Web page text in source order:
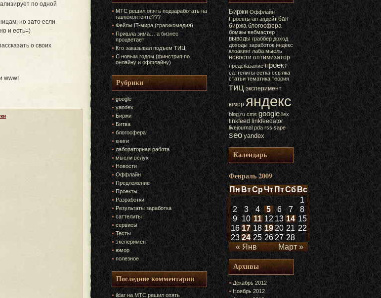
по одной
но зато если
и есть=)
о своих
www!
МТС решил опять подзаработать на
гавноконтенте???
Фейлы IT-мира (трагикомедия)
Пришла зима… а бизнес
процветает
Кто заказывал подъем ТИЦ
С новым годом (финстрип по
онлайну и оффлайну)
Рубрики
google
yandex
Биржи
Битва
блогосфера
книги
лабораторная работа
мысли вслух
Новости
Оффлайн
Предложение
Проекты
Разработки
Результаты заработка
саттелиты
сервисы
Тесты
эксперимент
юмор
полезное
Последние комментарии
ildar наМТС решил опять
Биржи Оффлайн
Проекты ап апдейт бан
биржа блогосфера
бомжы вебмастер
выводы граббер доход
доходы заработок индекс
клоакинг лаба мысль
новости оптимизатор
предсказание проект
саттелиты сетка ссылка
статьи тематика теория
тиц эксперимент
юмор яндекс
blog.ru cms google liex
linkfeed linkfeedator
livejournal pda rss sape
seo yandex
Календарь
Февраль 2009
ПнВтСрЧтПтСбВс
« Янв Март »
1
2
3 4 5 6 7
8
9 10 11 12 13 14 15
16 17 18 19 20 21 22
23 24 25 26 27 28
Архивы
Декабрь 2012
Ноябрь 2012